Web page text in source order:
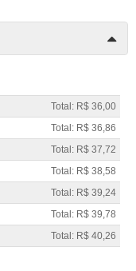
Total: R$ 36,00
Total: R$ 36,86
Total: R$ 37,72
Total: R$ 38,58
Total: R$ 39,24
Total: R$ 39,78
Total: R$ 40,26